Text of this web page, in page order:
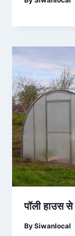
पॉली हाउस
BySiwanlocal